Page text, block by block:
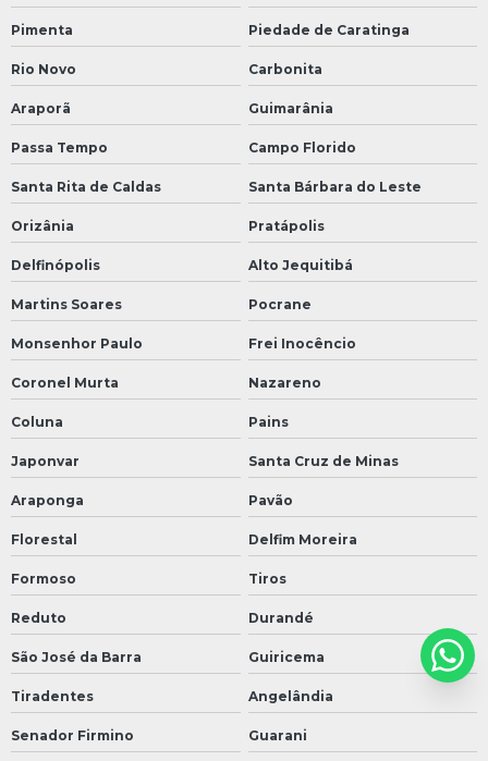
Pimenta Piedade de Caratinga
Rio Novo Carbonita
Araporã Guimarânia
Passa Tempo Campo Florido
Santa Rita de Caldas Santa Bárbara do Leste
Orizânia Pratápolis
Delfinópolis Alto Jequitibá
Martins Soares Pocrane
Monsenhor Paulo Frei Inocêncio
Coronel Murta Nazareno
Coluna Pains
Japonvar Santa Cruz de Minas
Araponga Pavão
Florestal Delfim Moreira
Formoso Tiros
Reduto Durandé
São José da Barra Guiricema
Tiradentes Angelândia
Senador Firmino Guarani